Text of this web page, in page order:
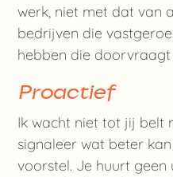
werk, niet met dat van
bedrijven die
hebben die
Proactief
Ik wacht niet tot jij belt
signaleer wat beter
voorstel. Je huurt